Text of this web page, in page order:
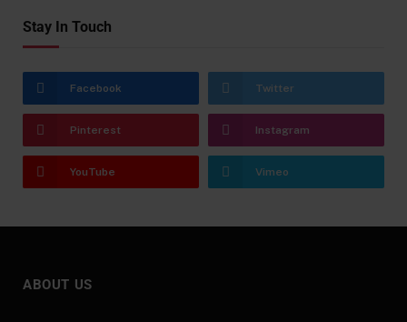
Stay In Touch
Facebook Twitter
Pinterest Instagram
YouTube Vimeo
ABOUT US